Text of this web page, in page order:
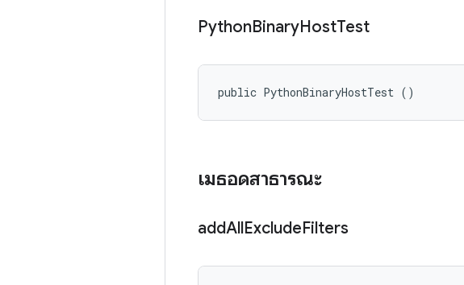
PythonBinaryHostTest
public PythonBinaryHostTest ()
เมธอดสาธารณะ
addAllExcludeFilters